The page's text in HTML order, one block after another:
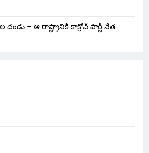
దండు – ఆ రాష్ట్రానికి కాక్రోచ్ పార్టీ నేత